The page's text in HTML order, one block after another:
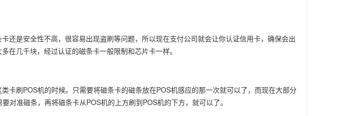
还是安全性不高，很容易出现盗刷等问题，所以现在支付公司就会让你认证信用卡，确保会出
在几千块，经过认证的磁条卡一般限制和芯片卡一样。
卡刷POS机的时候。只需要将磁条卡的磁条放在POS机感应的那一次就可以了，而现在大部分
对准磁条，再将磁条卡从POS机的上方刷到POS机的下方，就可以了。